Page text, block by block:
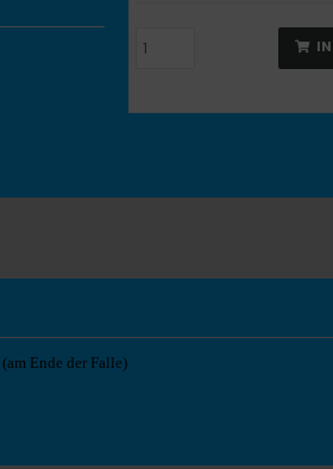
(am Ende der Falle)